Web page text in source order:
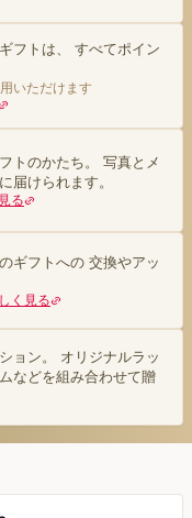
フトは、 すべてポイン
いただけます
トのかたち。 写真とメ
届けられます。
る
ギフトへの 交換やアッ
く見る
ョン。 オリジナルラッ
などを組み合わせて贈